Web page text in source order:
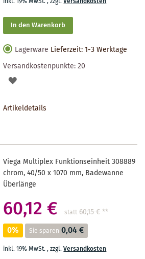
In den Warenkorb
Lagerware Lieferzeit: 1-3 Werktage
Versandkostenpunkte:20
AUF
Artikeldetails
Viega Multiplex Funktionseinheit 308889
chrom, 40/50 x 1070 mm, Badewanne
Überlänge
60,12 € statt 60,15 €**
0% Sie sparen 0,04 €
inkl. 19% MwSt.,zzgl.Versandkosten